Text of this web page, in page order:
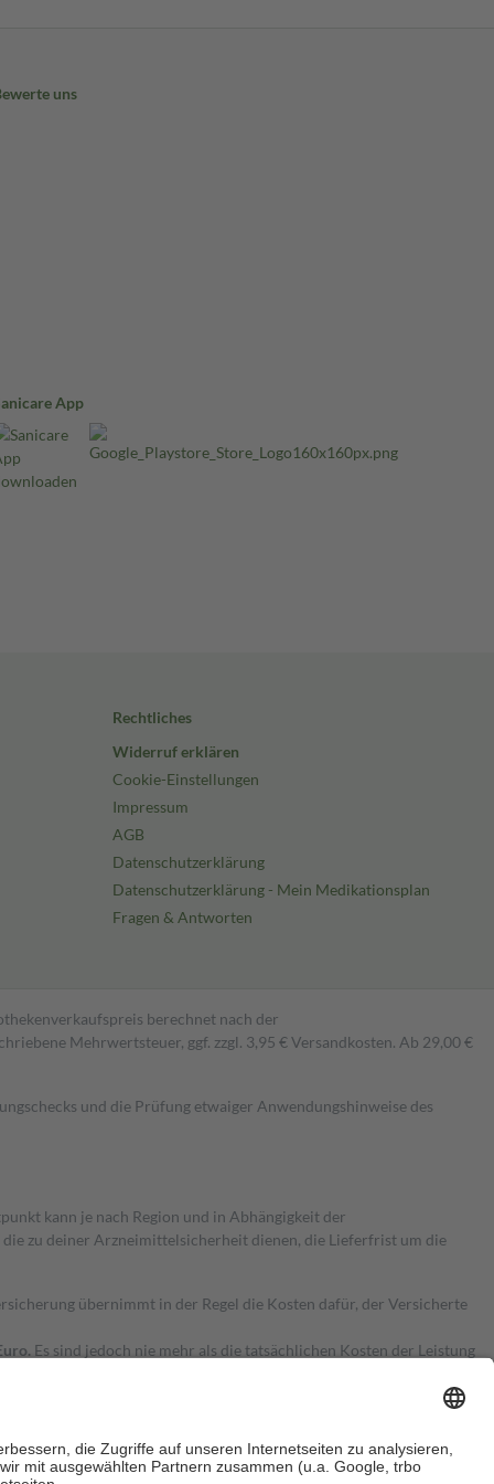
uns
App
Rechtliches
Widerruf erklären
Cookie-Einstellungen
Impressum
AGB
Datenschutzerklärung
Datenschutzerklärung - Mein Medikationsplan
Fragen & Antworten
berechnet nach der
Mehrwertsteuer, ggf. zzgl. 3,95 € Versandkosten. Ab 29,00 €
und die Prüfung etwaiger Anwendungshinweise des
kann je nach Region und in Abhängigkeit der
zu deiner Arzneimittelsicherheit dienen, die Lieferfrist um die
übernimmt in der Regel die Kosten dafür, der Versicherte
Es sind jedoch nie mehr als die tatsächlichen Kosten der Leistung
Zuzahlungen an bei: